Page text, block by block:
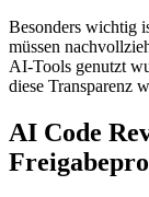
Besonders wichtig
müssen
AI-Tools genutzt
diese Transparenz
AI Code